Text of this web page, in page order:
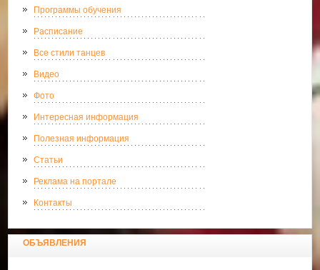
Программы обучения
Расписание
Все стили танцев
Видео
Фото
Интересная информация
Полезная информация
Статьи
Реклама на портале
Контакты
ОБЪЯВЛЕНИЯ